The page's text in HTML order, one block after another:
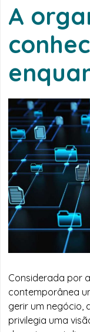
A
Considerada por
contemporânea
gerir um negócio,
privilegia uma